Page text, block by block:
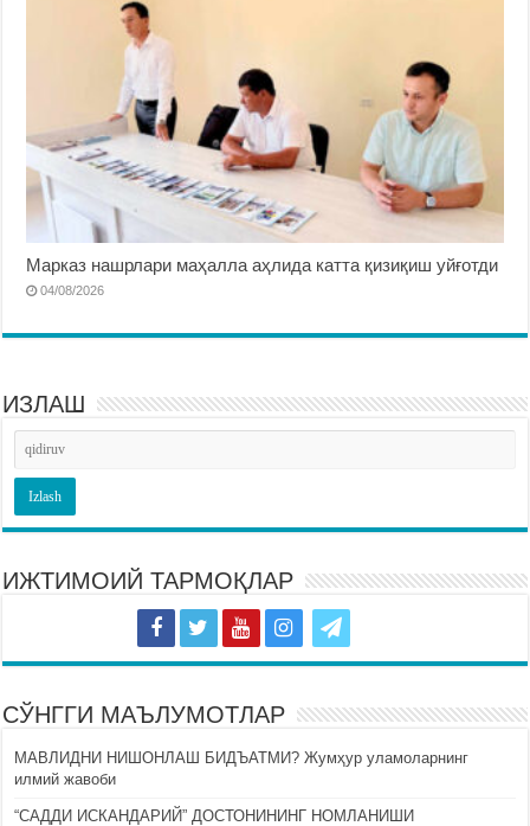
Марказ нашрлари маҳалла аҳлида катта қизиқиш уйғотди
04/08/2026
ИЗЛАШ
ИЖТИМОИЙ ТАРМОҚЛАР
СЎНГГИ МАЪЛУМОТЛАР
МАВЛИДНИ НИШОНЛАШ БИДЪАТМИ? Жумҳур уламоларнинг
илмий жавоби
“САДДИ ИСКАНДАРИЙ” ДОСТОНИНИНГ НОМЛАНИШИ